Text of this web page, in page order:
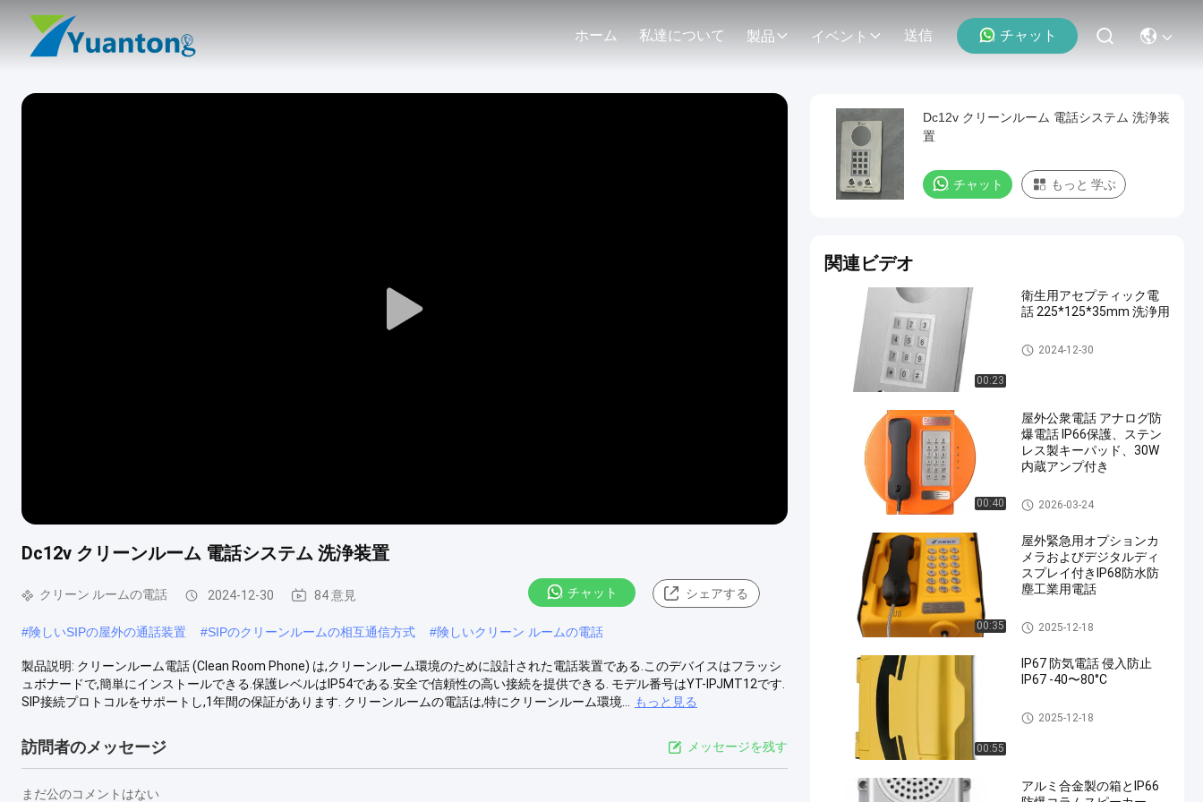
ホーム 私達について 製品 イベント 送信 チャット
Play
Dc12v クリーンルーム 電話システム 洗浄装置
クリーン ルームの電話 2024-12-30 84 意見 チャット シェアする
#険しいSIPの屋外の通話装置 #SIPのクリーンルームの相互通信方式 #険しいクリーン ルームの電話
製品説明: クリーンルーム電話 (Clean Room Phone) は,クリーンルーム環境のために設計された電話装置である.このデバイスはフラッシ
ュボナードで,簡単にインストールできる.保護レベルはIP54である.安全で信頼性の高い接続を提供できる. モデル番号はYT-IPJMT12です.
SIP接続プロトコルをサポートし,1年間の保証があります. クリーンルームの電話は,特にクリーンルーム環境...
もっと見る
訪問者のメッセージ メッセージを残す
まだ公のコメントはない
Dc12v クリーンルーム 電話システム 洗浄装
置
チャット もっと 学ぶ
関連ビデオ
00:23
衛生用アセプティック電
話 225*125*35mm 洗浄用
クリーン ルームの電話
2024-12-30
00:40
屋外公衆電話 アナログ防
爆電話 IP66保護、ステン
レス製キーパッド、30W
内蔵アンプ付き
耐圧防爆電話
2026-03-24
00:35
屋外緊急用オプションカ
メラおよびデジタルディ
スプレイ付きIP68防水防
塵工業用電話
産業耐候性がある電話
2025-12-18
00:55
IP67 防気電話 侵入防止
IP67 -40〜80°C
産業用通信機器
2025-12-18
アルミ合金製の箱とIP66